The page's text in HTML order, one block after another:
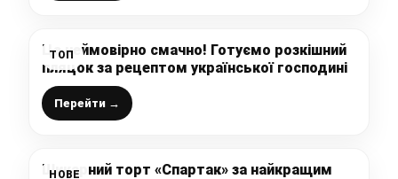
ТОП
Це неймовірно смачно! Готуємо розкішний
пляцок за рецептом української господині
Перейти →
НОВЕ
Шикарний торт «Спартак» за найкращим